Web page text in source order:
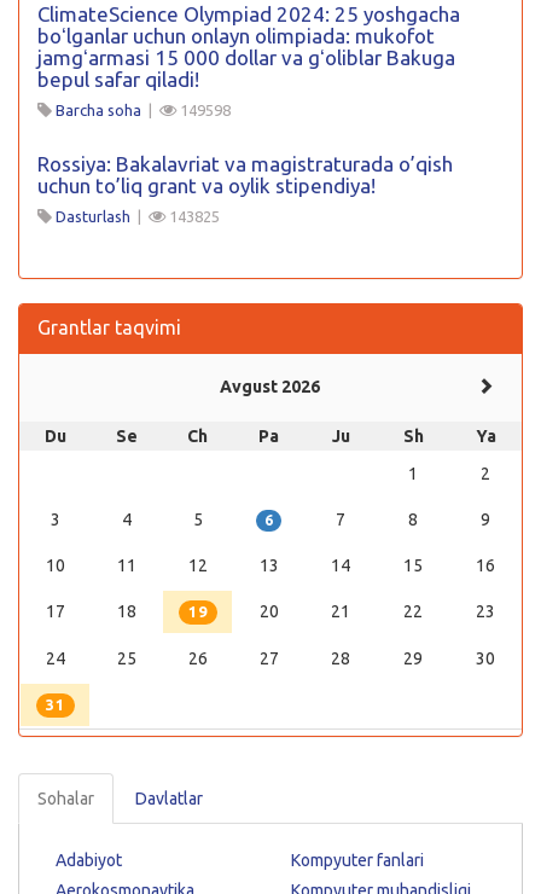
ClimateScience Olympiad 2024: 25 yoshgacha
boʻlganlar uchun onlayn olimpiada: mukofot
jamgʻarmasi 15 000 dollar va gʻoliblar Bakuga
bepul safar qiladi!
Barcha soha | 149598
Rossiya: Bakalavriat va magistraturada o’qish
uchun to’liq grant va oylik stipendiya!
Dasturlash | 143825
Grantlar taqvimi
Avgust 2026
Du Se Ch Pa Ju Sh
Ya
1
2
3 4 5 6 7 8 9
10 11 12 13 14 15 16
17 18 19 20 21 22 23
24 25 26 27 28 29 30
31
Sohalar Davlatlar
Adabiyot
Kompyuter fanlari